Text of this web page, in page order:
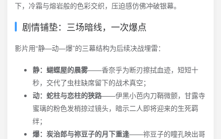
下，冷霜与熔岩般的色彩交织，压迫感仿佛冲破银幕。
剧情铺垫：三场暗线，一次爆点
影片用“静—动—爆”的三幕结构为后续决战埋雷：
静：蝴蝶屋的晨雾——香奈乎为断刃擦拭血迹，短短十
秒，交代了虫柱缺席留下的战术真空；
动：蛇柱与恋柱的狭路——伊黑小芭内刀鞘微颤，甘露寺
蜜璃的粉色发梢掠过镜头，暗示二人即将迎来的生死羁
绊；
爆：炭治郎与祢豆子的月下重逢——祢豆子的瞳孔映出哥